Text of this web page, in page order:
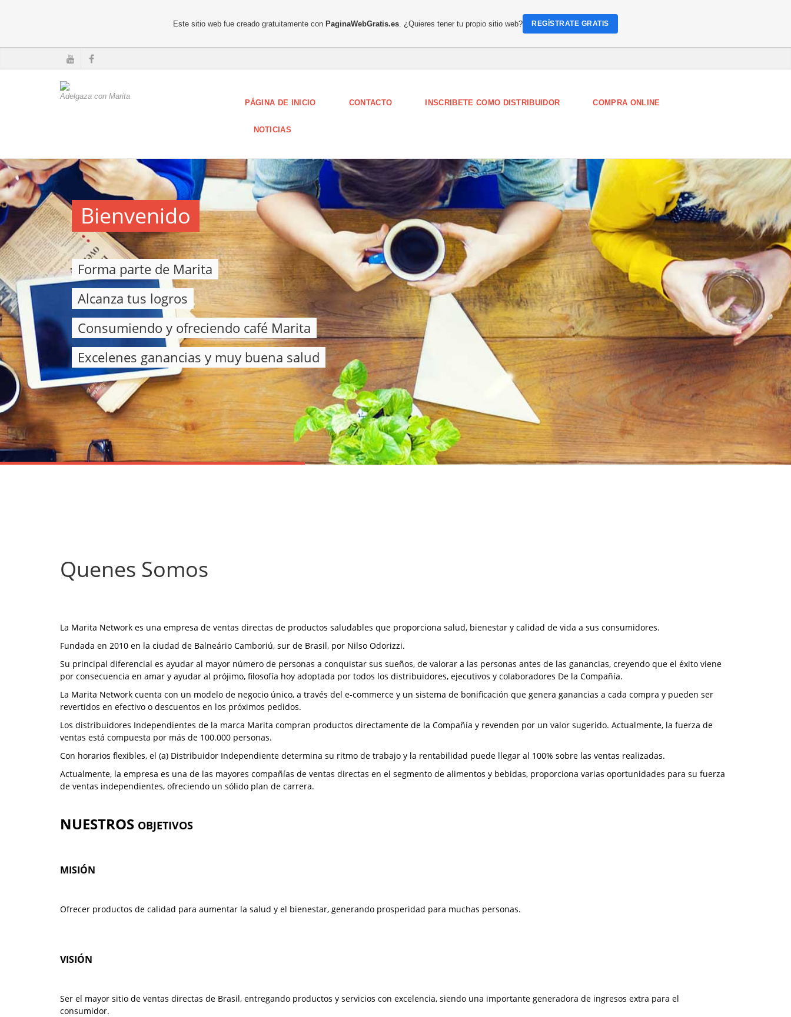
Adelgaza con Marita
PÁGINA DE INICIO CONTACTO INSCRIBETE COMO DISTRIBUIDOR COMPRA ONLINE
NOTICIAS
Bienvenido
Forma parte de Marita
Alcanza tus logros
Consumiendo y ofreciendo café Marita
Excelenes ganancias y muy buena salud
Quenes Somos
La Marita Network es una empresa de ventas directas de productos saludables que proporciona salud, bienestar y calidad de vida a sus consumidores.
Fundada en 2010 en la ciudad de Balneário Camboriú, sur de Brasil, por Nilso Odorizzi.
Su principal diferencial es ayudar al mayor número de personas a conquistar sus sueños, de valorar a las personas antes de las ganancias, creyendo que el éxito viene
por consecuencia en amar y ayudar al prójimo, filosofía hoy adoptada por todos los distribuidores, ejecutivos y colaboradores De la Compañía.
La Marita Network cuenta con un modelo de negocio único, a través del e-commerce y un sistema de bonificación que genera ganancias a cada compra y pueden ser
revertidos en efectivo o descuentos en los próximos pedidos.
Los distribuidores Independientes de la marca Marita compran productos directamente de la Compañía y revenden por un valor sugerido. Actualmente, la fuerza de
ventas está compuesta por más de 100.000 personas.
Con horarios flexibles, el (a) Distribuidor Independiente determina su ritmo de trabajo y la rentabilidad puede llegar al 100% sobre las ventas realizadas.
Actualmente, la empresa es una de las mayores compañías de ventas directas en el segmento de alimentos y bebidas, proporciona varias oportunidades para su fuerza
de ventas independientes, ofreciendo un sólido plan de carrera.
NUESTROS OBJETIVOS
MISIÓN
Ofrecer productos de calidad para aumentar la salud y el bienestar, generando prosperidad para muchas personas.
VISIÓN
Ser el mayor sitio de ventas directas de Brasil, entregando productos y servicios con excelencia, siendo una importante generadora de ingresos extra para el
consumidor.
Este sitio web fue creado gratuitamente conPaginaWebGratis.es . ¿Quieres tener tu propio sitio web? REGÍSTRATE GRATIS